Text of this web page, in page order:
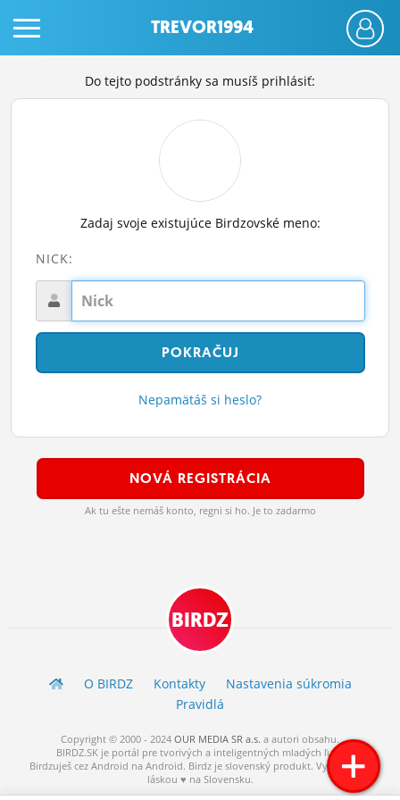
ČINŽIAK
FÓRUM
STATUSY
MÔJ PROFIL
NASTAVENIA
TREVOR1994
Do tejto podstránky sa musíš prihlásiť:
Zadaj svoje existujúce Birdzovské meno:
NICK:
Nepamätáš si heslo?
NOVÁ REGISTRÁCIA
Ak tu ešte nemáš konto, regni si ho. Je to zadarmo
BIRDZ
O BIRDZ Kontakty
Nastavenia súkromia
Pravidlá
Copyright © 2000 - 2024 OUR MEDIA SR a.s. a autori obsahu.
BIRDZ.SK je portál pre tvorivých a inteligentných mladých ľudí.
Birdzuješ cez Android na Android. Birdz je slovenský produkt. Vytvorené s
láskou ♥ na Slovensku.